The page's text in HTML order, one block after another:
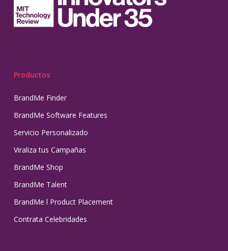
Productos
BrandMe Finder
BrandMe Software Features
Servicio Personalizado
Viraliza tus Campañas
BrandMe Shop
BrandMe Talent
BrandMe l Product Placement
Contrata Celebridades